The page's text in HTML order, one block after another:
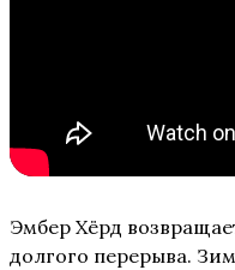
Эмбер Хёрд
долгого перерыва.